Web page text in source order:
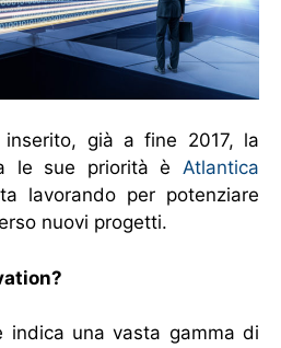
già a fine 2017, la
le sue priorità è Atlantica
lavorando per potenziare
nuovi progetti.
indica una vasta gamma di